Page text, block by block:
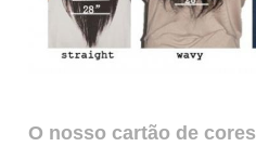
O nosso cartão de cores